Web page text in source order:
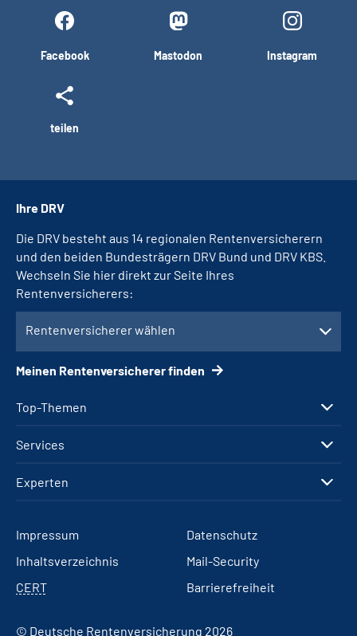
Facebook Mastodon Instagram
teilen
Top-Themen
Services
Experten
Ihre DRV
Die DRV besteht aus 14 regionalen Rentenversicherern
und den beiden Bundesträgern DRV Bund und DRV KBS.
Wechseln Sie hier direkt zur Seite Ihres
Rentenversicherers:
Rentenversicherer wählen
Meinen Rentenversicherer finden
Impressum
Datenschutz
Inhaltsverzeichnis
Mail-Security
CERT
Barrierefreiheit
© Deutsche Rentenversicherung 2026